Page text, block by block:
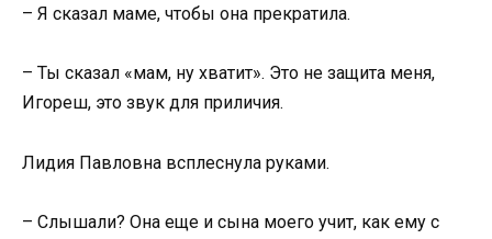
– Я сказал маме, чтобы она прекратила.
– Ты сказал «мам, ну хватит». Это не защита меня,
Игореш, это звук для приличия.
Лидия Павловна всплеснула руками.
– Слышали? Она еще и сына моего учит, как ему с